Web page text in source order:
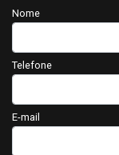
Nome
Telefone
E-mail